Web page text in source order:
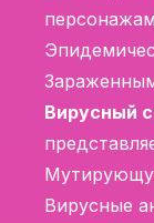
Вирусный
Вирусные